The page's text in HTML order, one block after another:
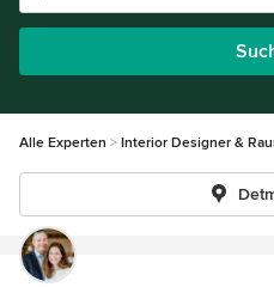
Alle Experten Interior Designer &